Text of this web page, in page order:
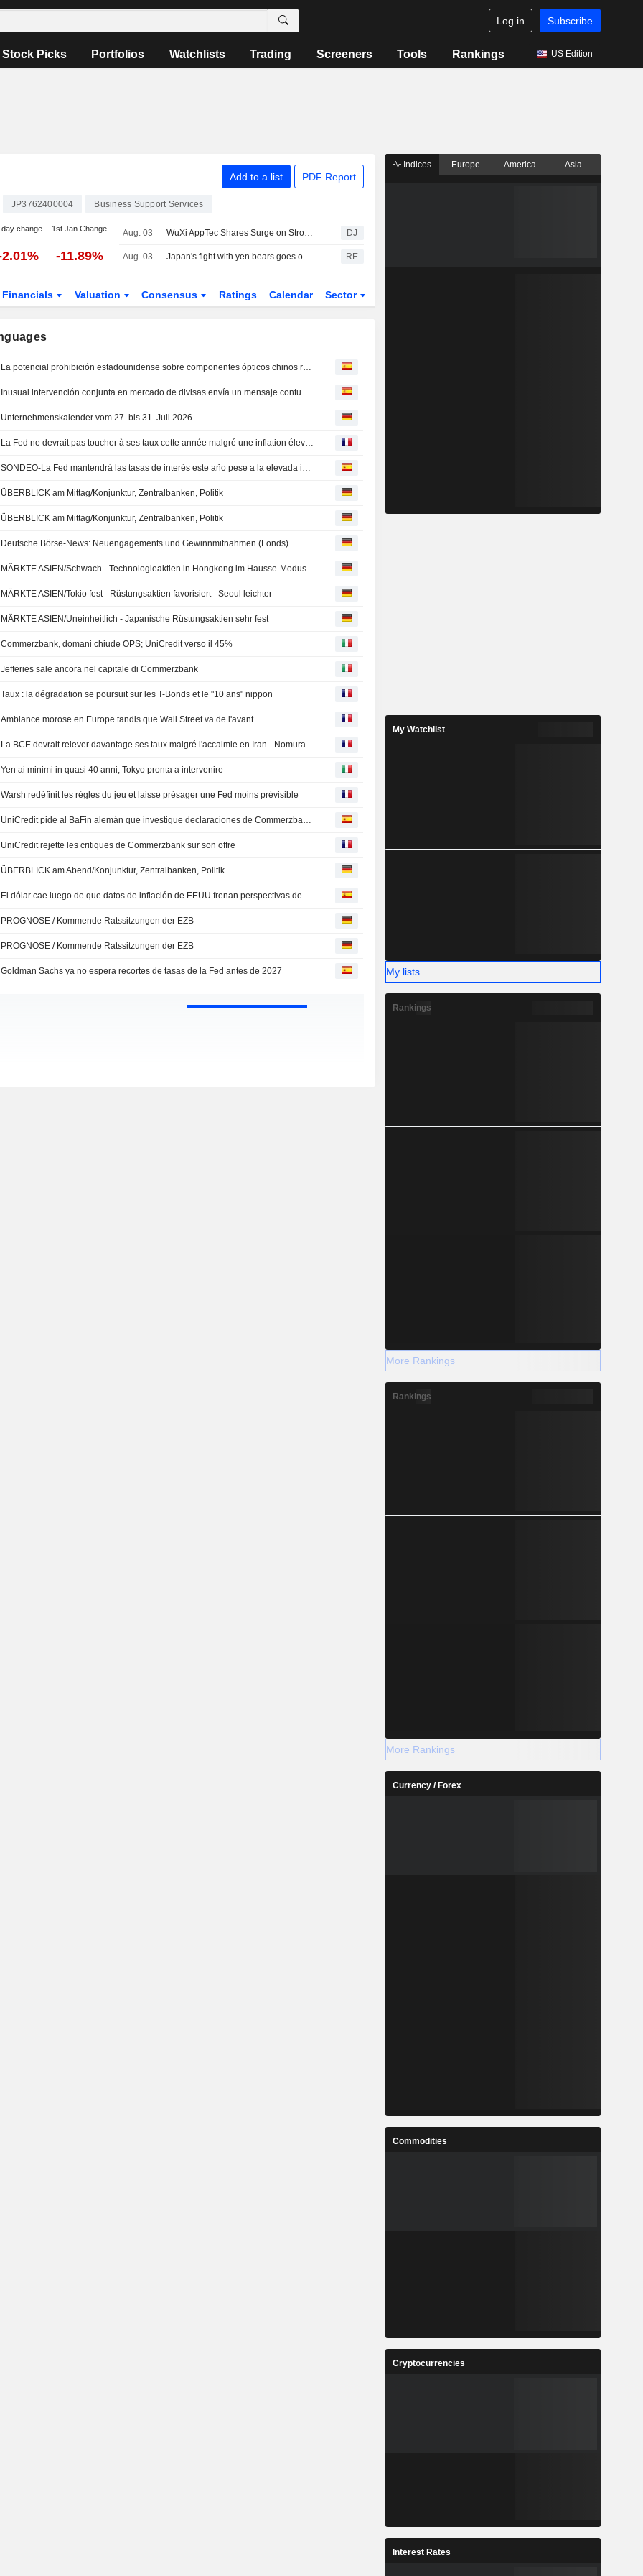
Log in Subscribe
Stock Picks Portfolios Watchlists Trading Screeners Tools Rankings US Edition
Add to a list PDF Report
JP3762400004 Business Support Services
day change 1st Jan Change
-11.89%
Aug. 03 WuXi AppTec Shares Surge on Strong Earnings, Higher Guidance DJ
Aug. 03 Japan's fight with yen bears goes on after joint rescue RE
Financials Valuation Consensus Ratings Calendar Sector
La potencial prohibición estadounidense sobre componentes ópticos chinos representaría un escenario negativo para ambas partes -- Market Talk
Inusual intervención conjunta en mercado de divisas envía un mensaje contundente a los mercados
Unternehmenskalender vom 27. bis 31. Juli 2026
La Fed ne devrait pas toucher à ses taux cette année malgré une inflation élevée - économistes
SONDEO-La Fed mantendrá las tasas de interés este año pese a la elevada inflación
ÜBERBLICK am Mittag/Konjunktur, Zentralbanken, Politik
ÜBERBLICK am Mittag/Konjunktur, Zentralbanken, Politik
Deutsche Börse-News: Neuengagements und Gewinnmitnahmen (Fonds)
MÄRKTE ASIEN/Schwach - Technologieaktien in Hongkong im Hausse-Modus
MÄRKTE ASIEN/Tokio fest - Rüstungsaktien favorisiert - Seoul leichter
MÄRKTE ASIEN/Uneinheitlich - Japanische Rüstungsaktien sehr fest
Commerzbank, domani chiude OPS; UniCredit verso il 45%
Jefferies sale ancora nel capitale di Commerzbank
Taux : la dégradation se poursuit sur les T-Bonds et le "10 ans" nippon
Ambiance morose en Europe tandis que Wall Street va de l'avant
La BCE devrait relever davantage ses taux malgré l'accalmie en Iran - Nomura
Yen ai minimi in quasi 40 anni, Tokyo pronta a intervenire
Warsh redéfinit les règles du jeu et laisse présager une Fed moins prévisible
UniCredit pide al BaFin alemán que investigue declaraciones de Commerzbank sobre oferta
UniCredit rejette les critiques de Commerzbank sur son offre
ÜBERBLICK am Abend/Konjunktur, Zentralbanken, Politik
El dólar cae luego de que datos de inflación de EEUU frenan perspectivas de alza de tasas
PROGNOSE / Kommende Ratssitzungen der EZB
PROGNOSE / Kommende Ratssitzungen der EZB
Goldman Sachs ya no espera recortes de tasas de la Fed antes de 2027
Indices Europe America Asia
My Watchlist
My lists
Rankings
More Rankings
Rankings
More Rankings
Currency / Forex
Commodities
Cryptocurrencies
Interest Rates